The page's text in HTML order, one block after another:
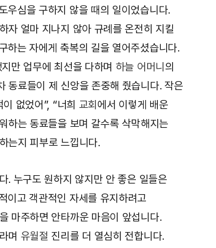
우심을 구하지 않을 때의 일이었습니다.
하자 얼마 지나지 않아 규례를 온전히 지킬
하는 자에게 축복의 길을 열어주셨습니다.
만 업무에 최선을 다하며 하늘 어머니 의
동료들이 제 신앙을 존중해 줬습니다. 작은
없었어”, “너희 교회 에서 이렇게 배운
하는 동료들을 보며 갈수록 삭막해지는
는지 피부로 느낍니다.
. 누구도 원하지 않지만 안 좋은 일들은
이고 객관적인 자세를 유지하려고
마주하면 안타까운 마음이 앞섭니다.
며 유월절 진리를 더 열심히 전합니다.